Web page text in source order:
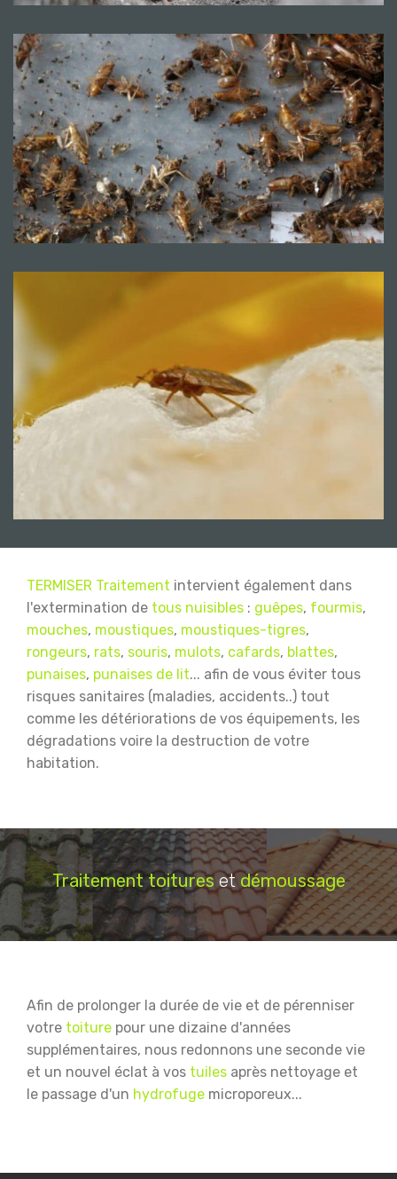
TERMISER Traitement intervient également dans
l'extermination de tous nuisibles : guêpes, fourmis,
mouches, moustiques, moustiques-tigres,
rongeurs, rats, souris, mulots, cafards, blattes,
punaises, punaises de lit... afin de vous éviter tous
risques sanitaires (maladies, accidents..) tout
comme les détériorations de vos équipements, les
dégradations voire la destruction de votre
habitation.
Traitement toitureset démoussage
Afin de prolonger la durée de vie et de pérenniser
votre toiture pour une dizaine d'années
supplémentaires, nous redonnons une seconde vie
et un nouvel éclat à vos tuiles après nettoyage et
le passage d'un hydrofuge microporeux...